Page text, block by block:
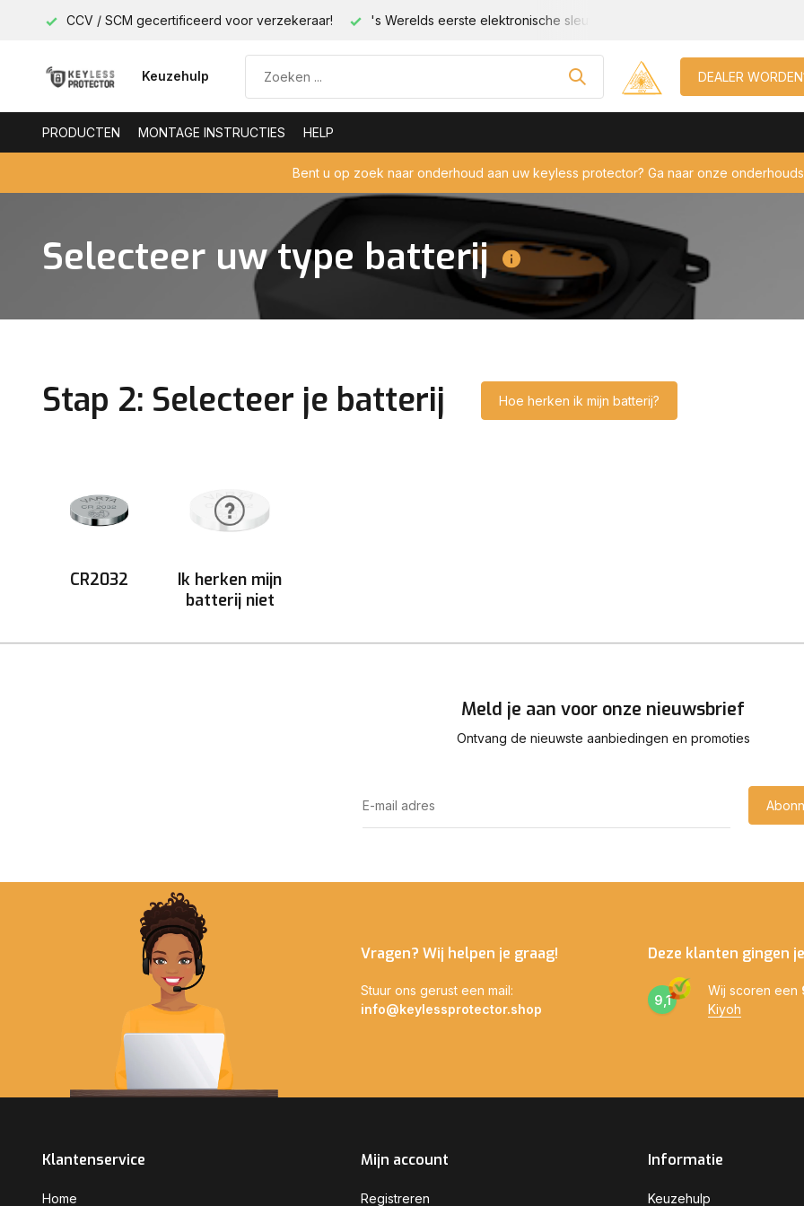
CCV / SCM gecertificeerd voor verzekeraar! 's Werelds eerste elektronische sleutel beveiliging!
Keuzehulp DEALER
PRODUCTEN MONTAGE INSTRUCTIES HELP
Bent u op zoek naar onderhoud aan uw keyless protector? Ga naar onze
Selecteer uw type batterij
Stap 2: Selecteer je batterij Hoe herken ik mijn batterij?
CR2032
Ik herken mijn
batterij niet
Meld je aan voor onze nieuwsbrief
Ontvang de nieuwste aanbiedingen en promoties
Vragen? Wij helpen je graag!
Stuur ons gerust een mail:
info@keylessprotector.shop
Deze klanten gingen
9,1
Wij scoren een
Kiyoh
Klantenservice
Home
Mijn account
Registreren
Informatie
Keuzehulp